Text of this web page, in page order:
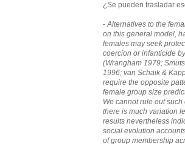
¿Se pueden trasladar
-Alternatives to the
on this general model,
females may seek
coercion or infanticide
(Wrangham 1979;
1996; van Schaik &
require the opposite
female group size
We cannot rule out
there is much variation
results nevertheless
social evolution
of group membership